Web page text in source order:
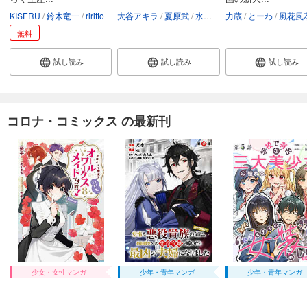
KISERU 鈴木竜一 riritto
無料
試し読み
大谷アキラ 夏原武 水野光博
試し読み
力蔵 とーわ 風花風
試し読み
コロナ・コミックス の最新刊
少女・女性マンガ 少年・青年マンガ 少年・青年マンガ